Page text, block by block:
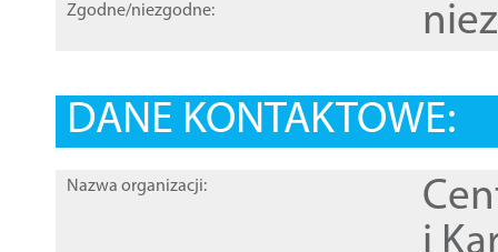
Zgodne/niezgodne:
DANE KONTAKTOWE:
Nazwa organizacji: